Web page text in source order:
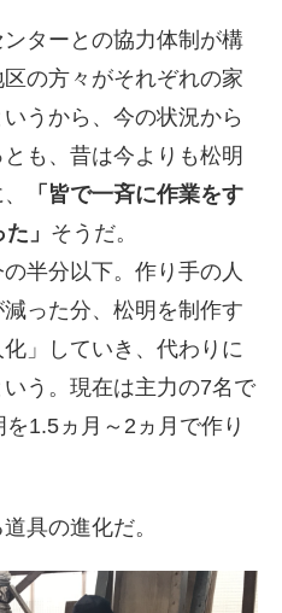
ターとの協力体制が構
の方々がそれぞれの家
うから、今の状況から
も、昔は今よりも松明
「皆で一斉に作業をす
」 そうだ。
半分以下。作り手の人
った分、松明を制作す
」していき、代わりに
う。現在は主力の7名で
1.5ヵ月～2ヵ月で作り
具の進化だ。